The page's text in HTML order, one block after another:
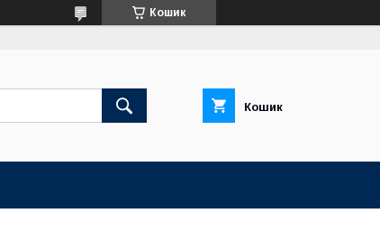
Кошик
Кошик